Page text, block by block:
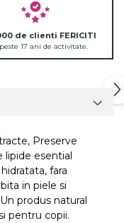
de clienti FERICITI
17 ani de activitate.
Preserve
lipide esential
fara
in piele si
produs natural
pentru copii.